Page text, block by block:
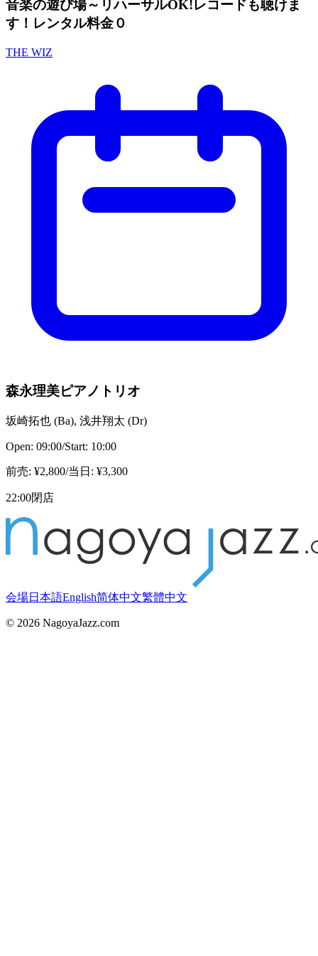
音楽の遊び場～リハーサルOK!レコードも聴けま
す！レンタル料金０
THE WIZ
森永理美ピアノトリオ
坂崎拓也 (Ba), 浅井翔太 (Dr)
Open: 09:00/Start: 10:00
前売: ¥2,800/当日 : ¥3,300
22:00閉店
会場日本語English简体中文繁體中文
© 2026 NagoyaJazz.com